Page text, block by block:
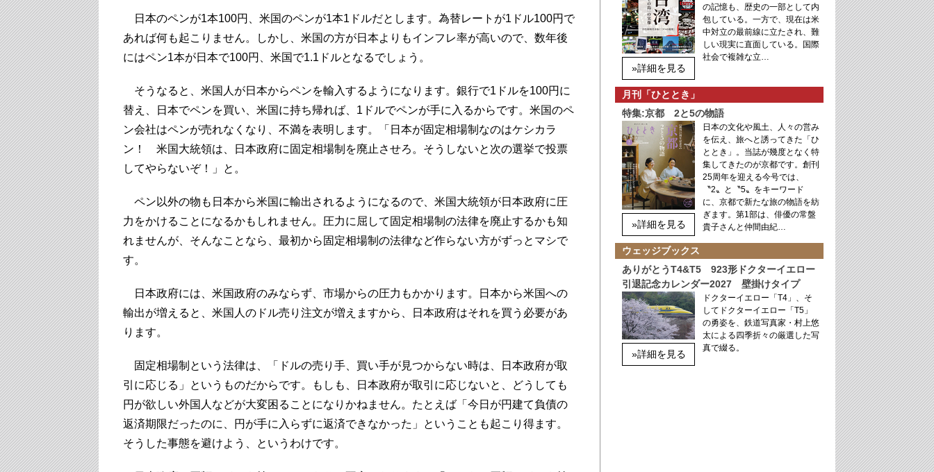
日本のペンが1本100円、米国のペンが1本1ドルだとします。為替レートが1ドル100円で
あれば何も起こりません。しかし、米国の方が日本よりもインフレ率が高いので、数年後
にはペン1本が日本で100円、米国で1.1ドルとなるでしょう。
そうなると、米国人が日本からペンを輸入するようになります。銀行で1ドルを100円に
替え、日本でペンを買い、米国に持ち帰れば、1ドルでペンが手に入るからです。米国のペ
ン会社はペンが売れなくなり、不満を表明します。「日本が固定相場制なのはケシカラ
ン！ 米国大統領は、日本政府に固定相場制を廃止させろ。そうしないと次の選挙で投票
してやらないぞ！」と。
ペン以外の物も日本から米国に輸出されるようになるので、米国大統領が日本政府に圧
力をかけることになるかもしれません。圧力に屈して固定相場制の法律を廃止するかも知
れませんが、そんなことなら、最初から固定相場制の法律など作らない方がずっとマシで
す。
日本政府には、米国政府のみならず、市場からの圧力もかかります。日本から米国への
輸出が増えると、米国人のドル売り注文が増えますから、日本政府はそれを買う必要があ
ります。
固定相場制という法律は、「ドルの売り手、買い手が見つからない時は、日本政府が取
引に応じる」というものだからです。もしも、日本政府が取引に応じないと、どうしても
円が欲しい外国人などが大変困ることになりかねません。たとえば「今日が円建て負債の
返済期限だったのに、円が手に入らずに返済できなかった」ということも起こり得ます。
そうした事態を避けよう、というわけです。
»詳細を見る
の記憶も、歴史の一部として内
包している。一方で、現在は米
中対立の最前線に立たされ、難
しい現実に直面している。国際
社会で複雑な立…
月刊「ひととき」
特集:京都 2と5の物語
»詳細を見る
日本の文化や風土、人々の営み
を伝え、旅へと誘ってきた「ひ
ととき」。当誌が幾度となく特
集してきたのが京都です。創刊
25周年を迎える今号では、
〝2〟と〝5〟をキーワード
に、京都で新たな旅の物語を紡
ぎます。第1部は、俳優の常盤
貴子さんと仲間由紀…
ウェッジブックス
ありがとうT4&T5 923形ドクターイエロー
引退記念カレンダー2027 壁掛けタイプ
»詳細を見る
ドクターイエロー「T4」、そ
してドクターイエロー「T5」
の勇姿を、鉄道写真家・村上悠
太による四季折々の厳選した写
真で綴る。